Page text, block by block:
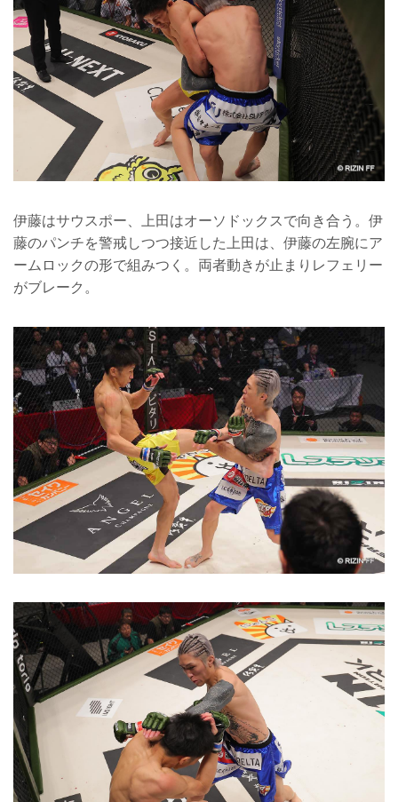
伊藤はサウスポー、上田はオーソドックスで向き合う。伊
藤のパンチを警戒しつつ接近した上田は、伊藤の左腕にア
ームロックの形で組みつく。両者動きが止まりレフェリー
がブレーク。